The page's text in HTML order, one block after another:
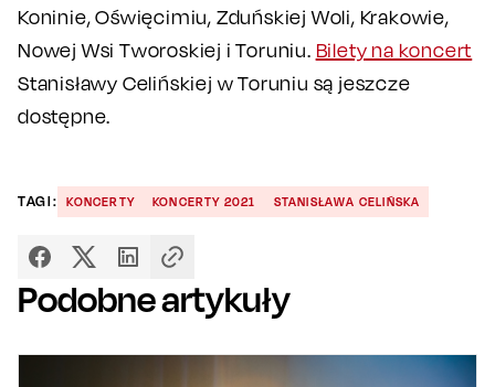
Koninie, Oświęcimiu, Zduńskiej Woli, Krakowie,
Nowej Wsi Tworoskiej i Toruniu. Bilety na koncert
Stanisławy Celińskiej w Toruniu są jeszcze
dostępne.
TAGI: KONCERTY KONCERTY 2021 STANISŁAWA CELIŃSKA
Podobne artykuły